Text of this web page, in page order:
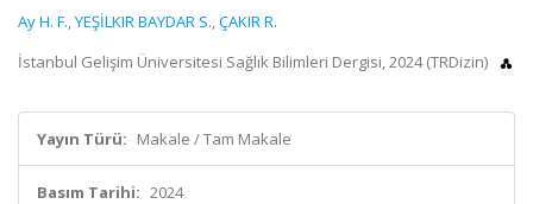
Ay H. F.,YEŞİLKIR BAYDAR S.,ÇAKIR R.
İstanbul Gelişim Üniversitesi Sağlık Bilimleri Dergisi, 2024 (TRDizin)
Yayın Türü: Makale / Tam Makale
Basım Tarihi: 2024